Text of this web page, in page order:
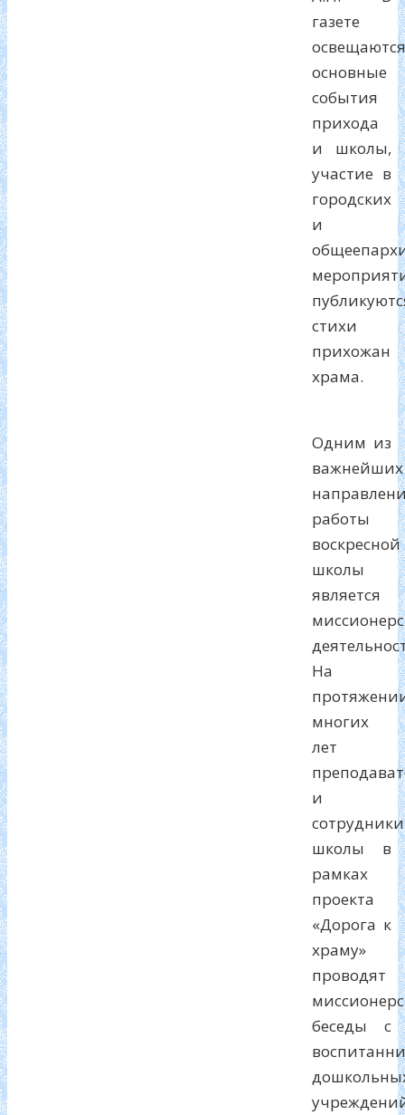
газете
освещаются
основные
события
прихода
и школы,
участие в
городских
и
стихи
прихожан
храма.
Одним из
важнейших
работы
воскресной
школы
является
На
многих
лет
и
сотрудники
школы в
рамках
проекта
«Дорога к
храму»
проводят
беседы с